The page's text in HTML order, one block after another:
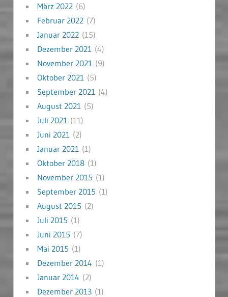
März 2022(6)
Februar 2022(7)
Januar 2022(15)
Dezember 2021 (4)
November 2021 (9)
Oktober 2021 (5)
September 2021 (4)
August 2021 (5)
Juli 2021 (11)
Juni 2021 (2)
Januar 2021 (1)
Oktober 2018(1)
November 2015 (1)
September 2015 (1)
August 2015 (2)
Juli 2015 (1)
Juni 2015 (7)
Mai 2015 (1)
Dezember 2014 (1)
Januar 2014 (2)
Dezember 2013(1)